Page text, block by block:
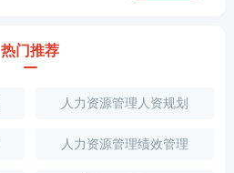
热门推荐
人力资源管理人资规划
人力资源管理绩效管理